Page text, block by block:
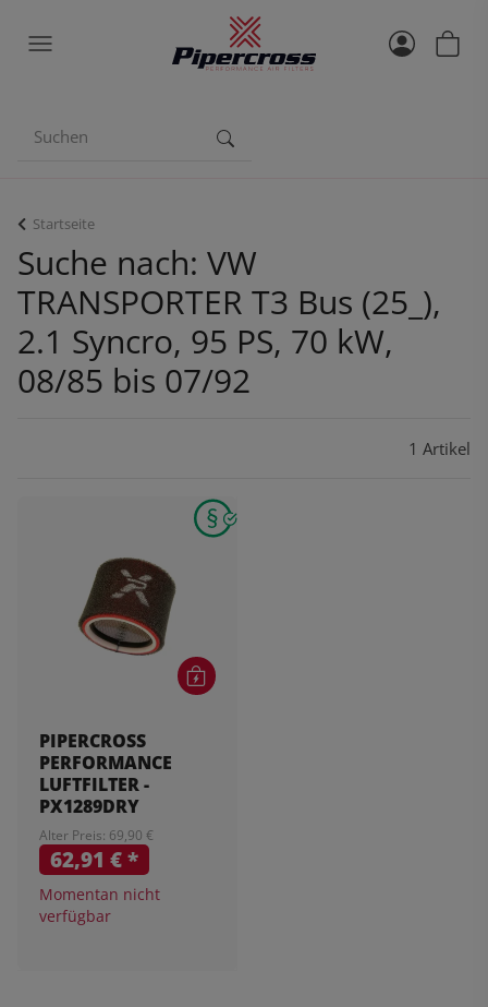
Startseite
Suche nach: VW
TRANSPORTER T3 Bus (25_),
2.1 Syncro, 95 PS, 70 kW,
08/85 bis 07/92
1 Artikel
PIPERCROSS
PERFORMANCE
LUFTFILTER -
PX1289DRY
Alter Preis: 69,90 €
62,91 €*
Momentan nicht
verfügbar